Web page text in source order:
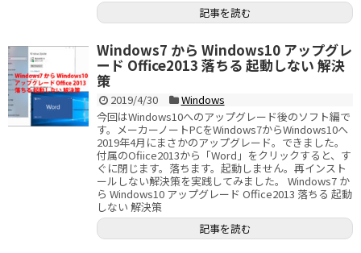
記事を読む
Windows7 から Windows10 アップグレ
ード Office2013 落ちる 起動しない 解決
策
2019/4/30
Windows
今回はWindows10へのアップグレード後のソフト編で
す。メーカーノートPCをWindows7からWindows10へ
2019年4月にまさかのアップグレード。できました。
付属のOfiice2013から「Word」をクリックすると、す
ぐに閉じます。落ちます。起動しません。再インスト
ールしない解決策を実践してみました。 Windows7 か
ら Windows10 アップグレード Office2013 落ちる 起動
しない 解決策
記事を読む